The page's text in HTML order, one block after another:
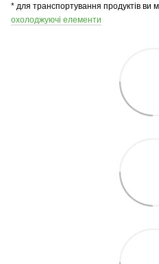
* для транспортування продуктів
охолоджуючі елементи